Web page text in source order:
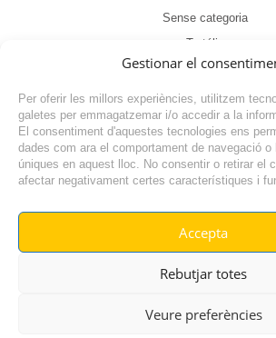
Gestionar el
Per oferir les millors experiències, utilitzem
galetes per emmagatzemar i/o accedir a la
El consentiment d'aquestes tecnologies ens
dades com ara el comportament de navegació
úniques en aquest lloc. No consentir o retirar el
afectar negativament certes característiques i
Accepta
Rebutjar totes
Veure preferències
Sense categoria
Tertúlia
NOTÍCIA ANTERIOR
NOTÍCIA SEGÜENT
© RADIO VILAFANT 2024
|AVÍS LEGAL|